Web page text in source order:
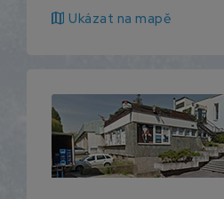
map Ukázat na mapě